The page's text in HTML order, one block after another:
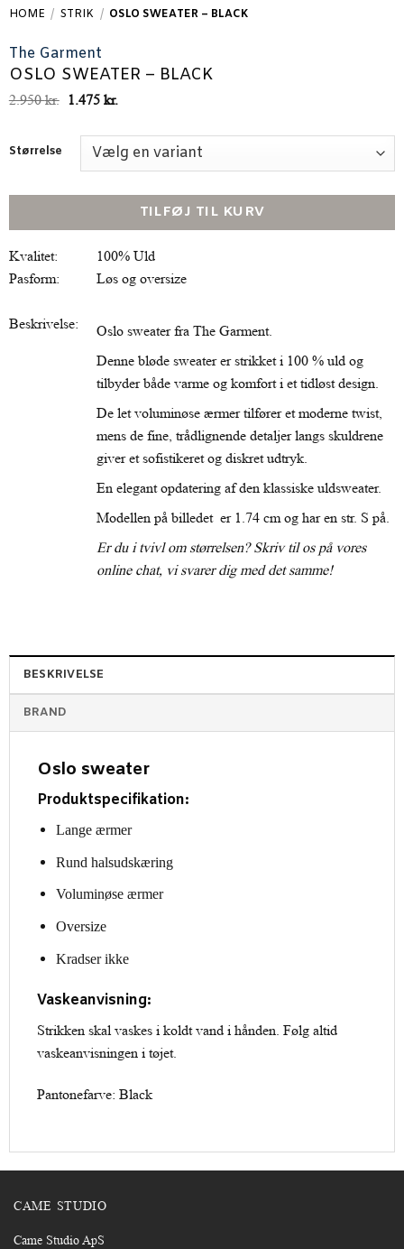
HOME / STRIK / OSLO SWEATER – BLACK
The Garment
OSLO SWEATER – BLACK
2.950kr.
Den
2.950 kr..
1.475 kr.Den
er:
1.475 kr..
Størrelse
TILFØJ TIL KURV
Kvalitet:
Pasform:
Beskrivelse:
100% Uld
Løs og oversize
Oslo sweater fra The Garment.
Denne bløde sweater er strikket i 100 % uld og
tilbyder både varme og komfort i et tidløst design.
De let voluminøse ærmer tilfører et moderne twist,
mens de fine, trådlignende detaljer langs skuldrene
giver et sofistikeret og diskret udtryk.
En elegant opdatering af den klassiske uldsweater.
Modellen på billedet er 1.74 cm og har en str. S på.
Er du i tvivl om størrelsen? Skriv til os på vores
online chat, vi svarer dig med det samme!
BESKRIVELSE
BRAND
Oslo sweater
Produktspecifikation:
Lange ærmer
Rund halsudskæring
Voluminøse ærmer
Oversize
Kradser ikke
Vaskeanvisning:
Strikken skal vaskes i koldt vand i hånden. Følg altid
vaskeanvisningen i tøjet.
Pantonefarve: Black
CAME STUDIO
Came Studio ApS